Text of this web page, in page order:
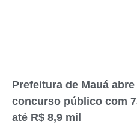
Prefeitura de Mauá
concurso público com
até R$ 8,9 mil